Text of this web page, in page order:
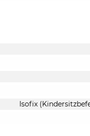
Isofix